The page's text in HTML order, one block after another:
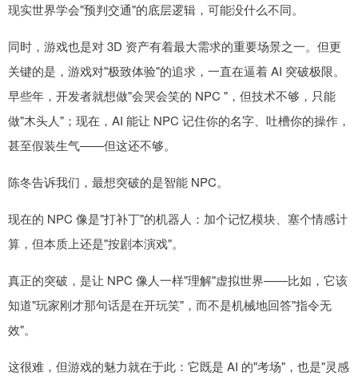
现实世界学会"预判交通"的底层逻辑，可能没什么不同。
同时，游戏也是对 3D 资产有着最大需求的重要场景之一。但更
关键的是，游戏对"极致体验"的追求，一直在逼着 AI 突破极限。
早些年，开发者就想做"会哭会笑的 NPC "，但技术不够，只能
做"木头人"；现在，AI 能让 NPC 记住你的名字、吐槽你的操作，
甚至假装生气——但这还不够。
陈冬告诉我们，最想突破的是智能 NPC。
现在的 NPC 像是"打补丁"的机器人：加个记忆模块、塞个情感计
算，但本质上还是"按剧本演戏"。
真正的突破，是让 NPC 像人一样"理解"虚拟世界——比如，它该
知道"玩家刚才那句话是在开玩笑"，而不是机械地回答"指令无
效"。
这很难，但游戏的魅力就在于此：它既是 AI 的"考场"，也是"灵感